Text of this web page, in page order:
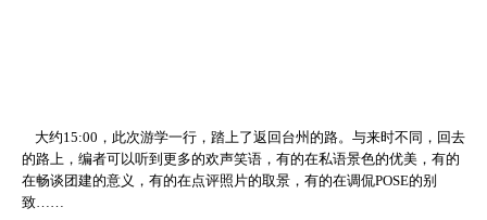
大约15:00 ，此次游学一行，踏上了返回台州的路。与来时不同，回去
的路上，编者可以听到更多的欢声笑语，有的在私语景色的优美，有的
在畅谈团建的意义，有的在点评照片的取景，有的在调侃POSE的别
致……